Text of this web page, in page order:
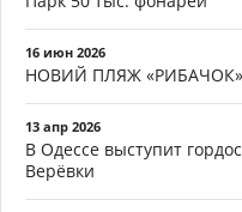
16 июн 2026
НОВИЙ ПЛЯЖ
13 апр 2026
В Одессе выступит
Верёвки